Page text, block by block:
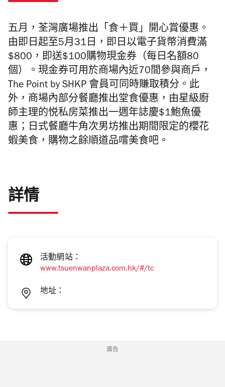
五月，荃灣廣場推出「食＋買」開心賞優惠。
由即日起至5月31日，即日以電子貨幣消費滿
$800，即送$100購物現金券（每日名額80
個）。現金券可用於商場內近70間參與商戶，
The Point by SHKP 會員可同時賺取積分。此
外，商場內部分餐廳推出堂食優惠，由星級廚
師主理的悦私房菜推出一週年誌慶$1鮑魚優
惠；日式餐廳牛角次男坊推出期間限定的櫻花
蝦美食，購物之餘順道品嚐美食吧。
詳情
活動網站：
www.tsuenwanplaza.com.hk/#/tc
地址：
廣告